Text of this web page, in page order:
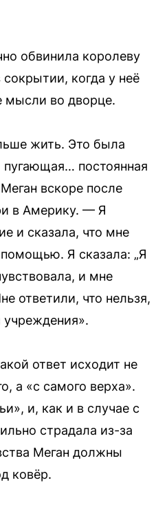
обвинила королеву
когда у неё
мысли во дворце.
жить. Это была
пугающая… постоянная
вскоре после
в Америку. — Я
и сказала, что мне
Я сказала: „Я
и мне
ответили, что нельзя,
учреждения».
ответ исходит не
а «с самого верха».
и, как и в случае с
страдала из-за
Меган должны
ковёр.